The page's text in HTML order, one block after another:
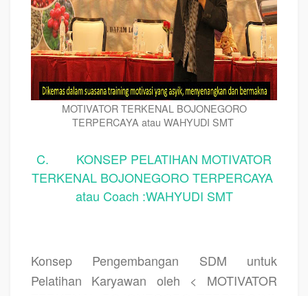
MOTIVATOR TERKENAL BOJONEGORO
TERPERCAYA atau WAHYUDI SMT
C. KONSEP PELATIHAN MOTIVATOR
TERKENAL BOJONEGORO TERPERCAYA
atau Coach :WAHYUDI SMT
Konsep Pengembangan SDM untuk
Pelatihan Karyawan oleh < MOTIVATOR